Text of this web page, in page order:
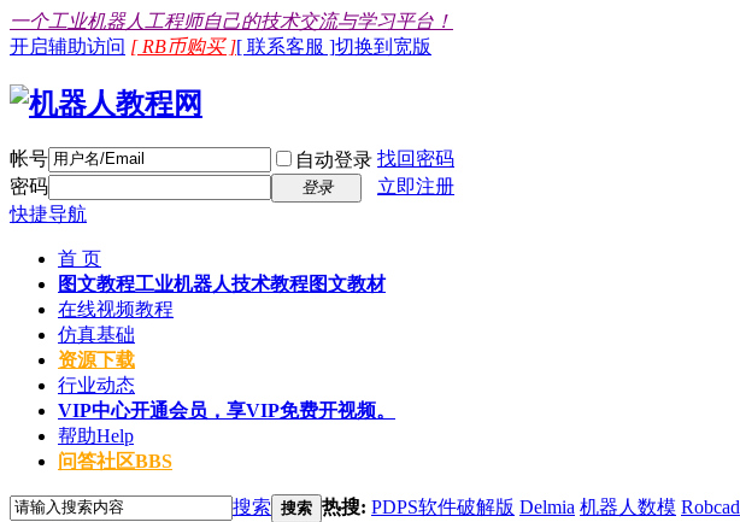
一个工业机器人工程师自己的技术交流与学习平台！
开启辅助访问 [ RB币购买 ][ 联系客服 ]切换到宽版
帐号 自动登录 找回密码
密码
登录
立即注册
快捷导航
首 页
图文教程工业机器人技术教程图文教材
在线视频教程
仿真基础
资源下载
行业动态
VIP中心开通会员，享VIP免费开视频。
帮助Help
问答社区BBS
搜索 搜索 热搜: PDPS软件破解版 Delmia 机器人数模 Robcad